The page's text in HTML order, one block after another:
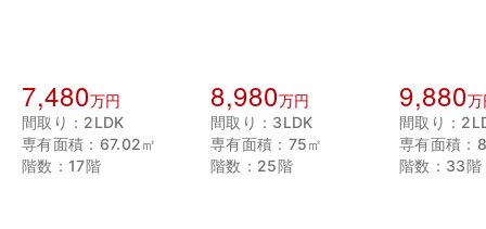
7,480万円
間取り：2LDK
専有面積：67.02㎡
階数：17階
8,980万円
間取り：3LDK
専有面積：75㎡
階数：25階
9,880万
間取り：
専有面積：
階数：33階